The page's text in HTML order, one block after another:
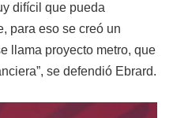
difícil que pueda
para eso se creó un
llama proyecto metro, que
se defendió Ebrard.